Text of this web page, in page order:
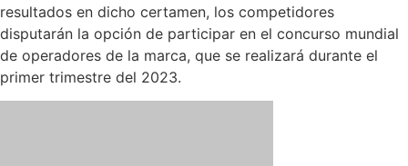
resultados en dicho certamen, los competidores
disputarán la opción de participar en el concurso mundial
de operadores de la marca, que se realizará durante el
primer trimestre del 2023.